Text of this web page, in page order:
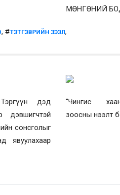
МӨНГӨНИЙ
, #ТЭТГЭВРИЙН ЗЭЭЛ,
дэд
дэвшигчтэй
сонсголыг
явуулахаар
“Чингис
зоосны нээлт